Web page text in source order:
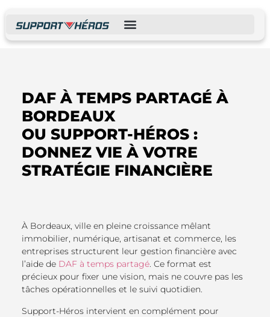
DAF À TEMPS PARTAGÉ À
BORDEAUX
OU SUPPORT-HÉROS :
DONNEZ VIE À VOTRE
STRATÉGIE FINANCIÈRE
À Bordeaux, ville en pleine croissance mêlant
immobilier, numérique, artisanat et commerce, les
entreprises structurent leur gestion financière avec
l’aide de DAF à temps partagé. Ce format est
précieux pour fixer une vision, mais ne couvre pas les
tâches opérationnelles et le suivi quotidien.
Support-Héros intervient en complément pour